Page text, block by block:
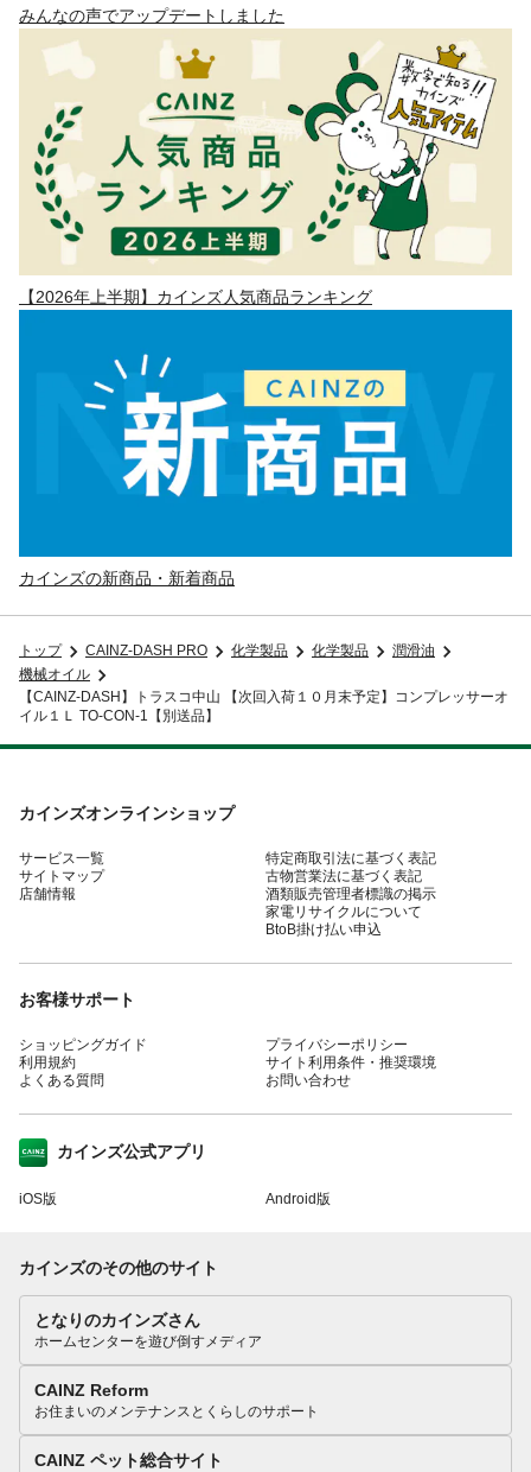
みんなの声でアップデートしました
【2026年上半期】カインズ人気商品ランキング
カインズの新商品・新着商品
トップ CAINZ-DASH PRO 化学製品 化学製品
潤滑油
機械オイル
【CAINZ-DASH】トラスコ中山 【次回入荷１０月末予定】コンプレッサーオ
イル１Ｌ TO-CON-1【別送品】
カインズオンラインショップ
サービス一覧
サイトマップ
店舗情報
特定商取引法に基づく表記
古物営業法に基づく表記
酒類販売管理者標識の掲示
家電リサイクルについて
BtoB掛け払い申込
お客様サポート
ショッピングガイド
利用規約
よくある質問
プライバシーポリシー
サイト利用条件・推奨環境
お問い合わせ
カインズ公式アプリ
iOS版 Android版
カインズのその他のサイト
となりのカインズさん
ホームセンターを遊び倒すメディア
CAINZ Reform
お住まいのメンテナンスとくらしのサポート
CAINZ ペット総合サイト